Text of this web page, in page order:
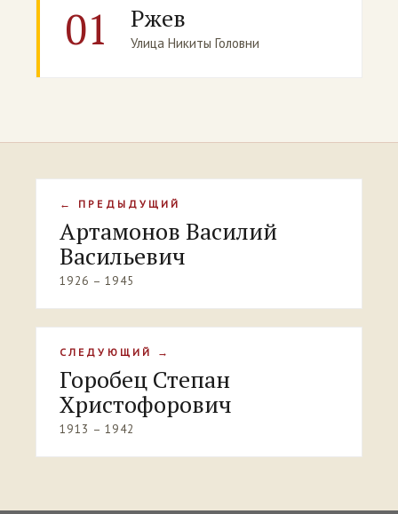
01 Ржев
Улица Никиты Головни
← ПРЕДЫДУЩИЙ
Артамонов Василий
Васильевич
1926 – 1945
СЛЕДУЮЩИЙ →
Горобец Степан
Христофорович
1913 – 1942